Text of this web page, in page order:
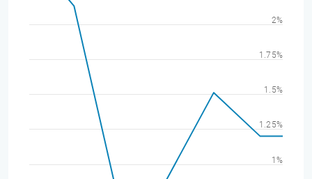
1%
1.25%
1.5%
1.75%
2%